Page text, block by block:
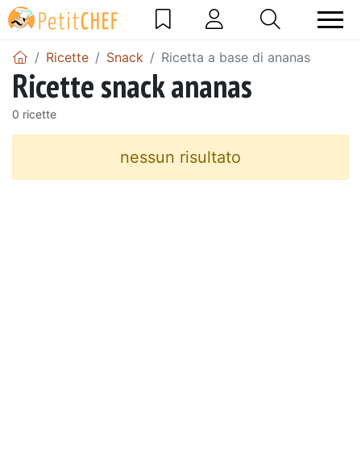
Ricette Snack Ricetta a base di ananas
Ricette snack ananas
0 ricette
nessun risultato